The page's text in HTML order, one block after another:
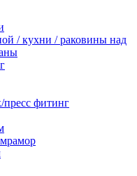
/ кухни / раковины над
пресс фитинг